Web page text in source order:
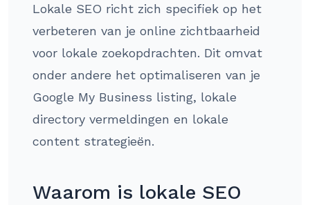
Lokale SEO richt zich specifiek op het
verbeteren van je online zichtbaarheid
voor lokale zoekopdrachten. Dit omvat
onder andere het optimaliseren van je
Google My Business listing, lokale
directory vermeldingen en lokale
content strategieën.
Waarom is lokale SEO